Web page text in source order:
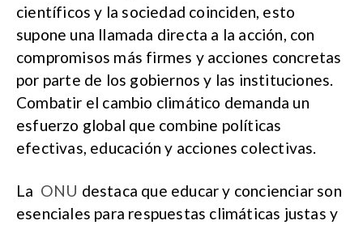
científicos y la sociedad coinciden, esto
supone una llamada directa a la acción, con
compromisos más firmes y acciones concretas
por parte de los gobiernos y las instituciones.
Combatir el cambio climático demanda un
esfuerzo global que combine políticas
efectivas, educación y acciones colectivas.
La ONU destaca que educar y concienciar son
esenciales para respuestas climáticas justas y